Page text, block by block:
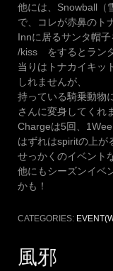
他には、Snowball（
で、コレが赤鼻のト
Innに居るサンタ帽
/kiss をするとラン
当りはトナカイキッ
しれませんが、
持っている騎乗動物
さんに変身してくれ
Chargeは5回、
はずれはspiritの上が
せっかくのイベント
他にもシーズンイベ
かも！
CATEGORIES:
風邪